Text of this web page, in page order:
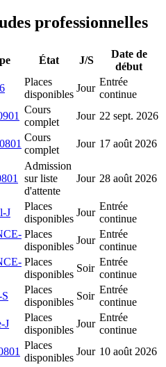
professionnelles
État J/S
Date de
début
Places
disponibles
Jour
Entrée
continue
Cours
complet
Jour 22 sept. 2026
Cours
complet
Jour 17 août 2026
Admission
sur liste
d'attente
Jour 28 août 2026
J
Places
disponibles
Jour
Entrée
continue
Places
disponibles
Jour
Entrée
continue
Places
disponibles
Soir
Entrée
continue
Places
disponibles
Soir
Entrée
continue
J
Places
disponibles
Jour
Entrée
continue
Places
disponibles
Jour 10 août 2026